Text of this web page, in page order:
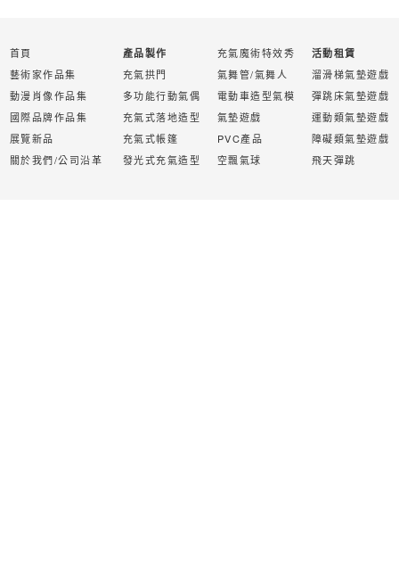
首頁
藝術家作品集
動漫肖像作品集
國際品牌作品集
展覽新品
關於我們/公司沿革
產品製作
充氣拱門
多功能行動氣偶
充氣式落地造型
充氣式帳篷
發光式充氣造型
充氣魔術特效秀
氣舞管/氣舞人
電動車造型氣模
氣墊遊戲
PVC產品
空飄氣球
活動租賃
溜滑梯氣墊遊戲
彈跳床氣墊遊戲
運動類氣墊遊戲
障礙類氣墊遊戲
飛天彈跳